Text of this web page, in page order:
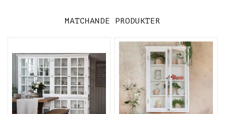
MATCHANDE PRODUKTER